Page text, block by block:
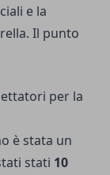
e la
Il punto
per la
è stata un
stati 10